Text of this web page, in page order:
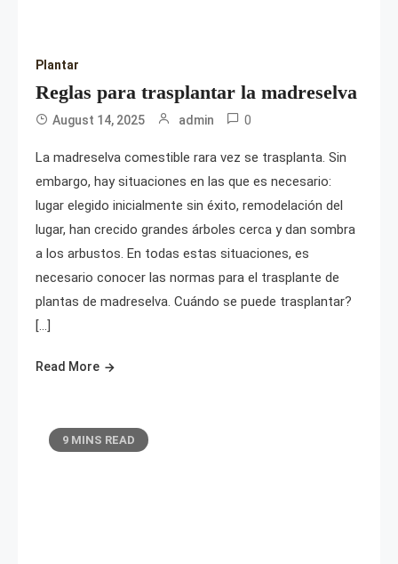
Plantar
Reglas para trasplantar la madreselva
August 14, 2025 admin 0
La madreselva comestible rara vez se trasplanta. Sin
embargo, hay situaciones en las que es necesario:
lugar elegido inicialmente sin éxito, remodelación del
lugar, han crecido grandes árboles cerca y dan sombra
a los arbustos. En todas estas situaciones, es
necesario conocer las normas para el trasplante de
plantas de madreselva. Cuándo se puede trasplantar?
[…]
Read More
9 MINS READ